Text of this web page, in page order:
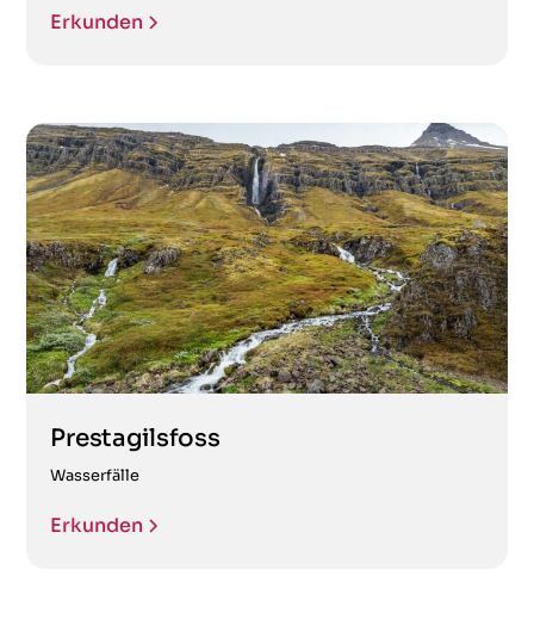
Erkunden
Prestagilsfoss
Wasserfälle
Erkunden